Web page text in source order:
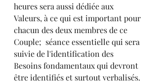
heures sera aussi dédiée aux
Valeurs, à ce qui est important pour
chacun des deux membres de ce
Couple;  séance essentielle qui sera
suivie de l'identification des
Besoins fondamentaux qui devront
être identifiés et surtout verbalisés.